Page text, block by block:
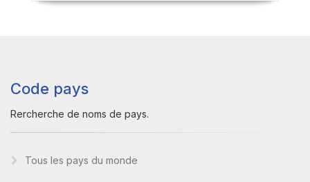
Code pays
Rercherche de noms de pays.
Tous les pays du monde